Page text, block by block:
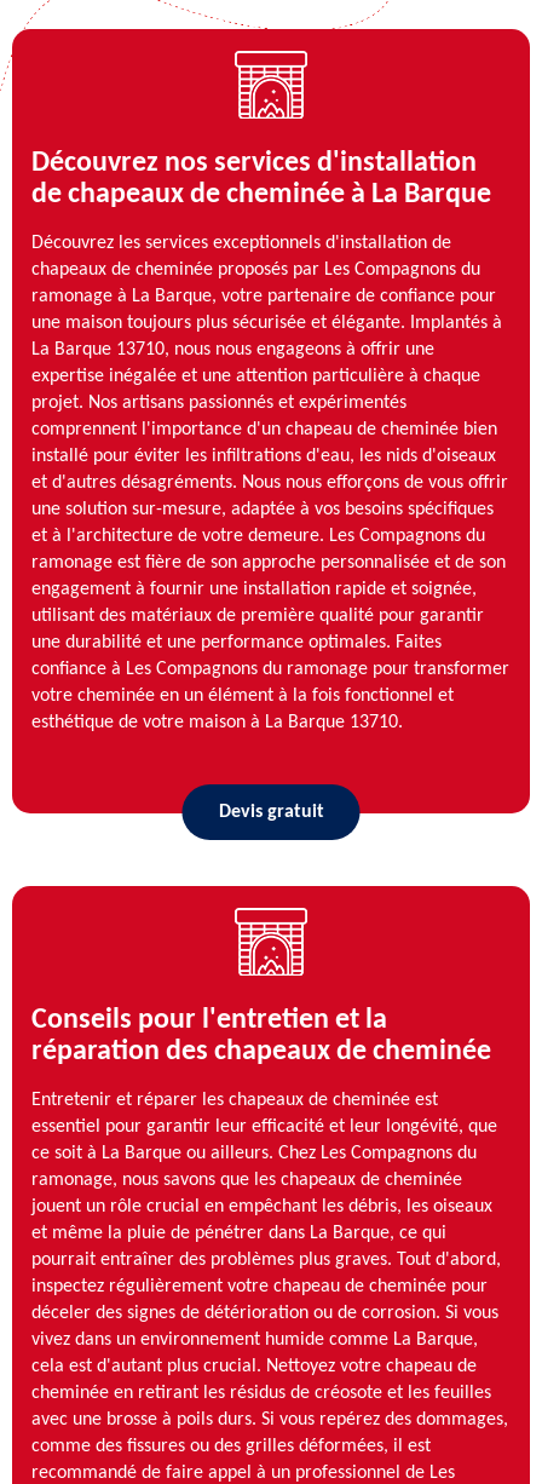
Découvrez nos services d'installation
de chapeaux de cheminée à La Barque
Découvrez les services exceptionnels d'installation de
chapeaux de cheminée proposés par Les Compagnons du
ramonage à La Barque, votre partenaire de confiance pour
une maison toujours plus sécurisée et élégante. Implantés à
La Barque 13710, nous nous engageons à offrir une
expertise inégalée et une attention particulière à chaque
projet. Nos artisans passionnés et expérimentés
comprennent l'importance d'un chapeau de cheminée bien
installé pour éviter les infiltrations d'eau, les nids d'oiseaux
et d'autres désagréments. Nous nous efforçons de vous offrir
une solution sur-mesure, adaptée à vos besoins spécifiques
et à l'architecture de votre demeure. Les Compagnons du
ramonage est fière de son approche personnalisée et de son
engagement à fournir une installation rapide et soignée,
utilisant des matériaux de première qualité pour garantir
une durabilité et une performance optimales. Faites
confiance à Les Compagnons du ramonage pour transformer
votre cheminée en un élément à la fois fonctionnel et
esthétique de votre maison à La Barque 13710.
Devis gratuit
Conseils pour l'entretien et la
réparation des chapeaux de cheminée
Entretenir et réparer les chapeaux de cheminée est
essentiel pour garantir leur efficacité et leur longévité, que
ce soit à La Barque ou ailleurs. Chez Les Compagnons du
ramonage, nous savons que les chapeaux de cheminée
jouent un rôle crucial en empêchant les débris, les oiseaux
et même la pluie de pénétrer dans La Barque, ce qui
pourrait entraîner des problèmes plus graves. Tout d'abord,
inspectez régulièrement votre chapeau de cheminée pour
déceler des signes de détérioration ou de corrosion. Si vous
vivez dans un environnement humide comme La Barque,
cela est d'autant plus crucial. Nettoyez votre chapeau de
cheminée en retirant les résidus de créosote et les feuilles
avec une brosse à poils durs. Si vous repérez des dommages,
comme des fissures ou des grilles déformées, il est
recommandé de faire appel à un professionnel de Les